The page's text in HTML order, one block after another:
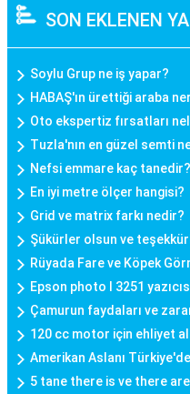
SON EKLENEN
Soylu Grup ne iş yapar?
HABAŞ'ın ürettiği araba
Oto ekspertiz fırsatları
Tuzla'nın en güzel semti
Nefsi emmare kaç tanedir?
En iyi metre ölçer hangisi?
Grid ve matrix farkı nedir?
Şükürler olsun ve
Rüyada Fare ve Köpek
Epson photo l 3251
Çamurun faydaları ve
120 cc motor için ehliyet
Amerikan Aslanı
5 tane there is ve there